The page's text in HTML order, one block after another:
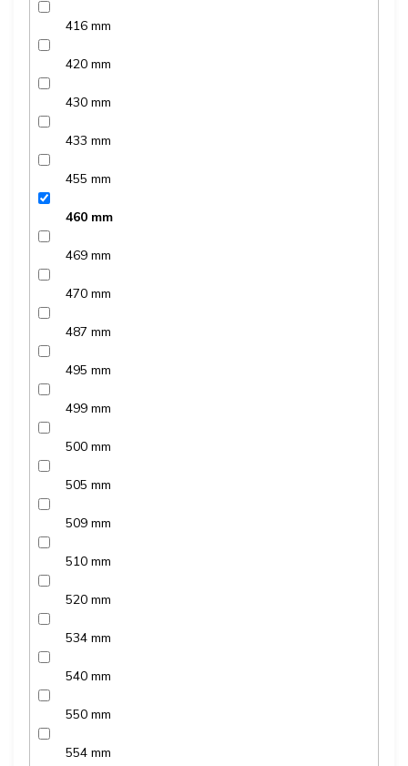
416 mm
420 mm
430 mm
433 mm
455 mm
460 mm
469 mm
470 mm
487 mm
495 mm
499 mm
500 mm
505 mm
509 mm
510 mm
520 mm
534 mm
540 mm
550 mm
554 mm